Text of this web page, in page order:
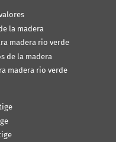
la madera
madera rio verde
de la madera
madera rio verde